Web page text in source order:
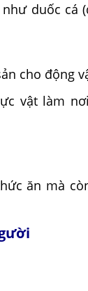
duốc cá
cho động
vật làm
ăn mà